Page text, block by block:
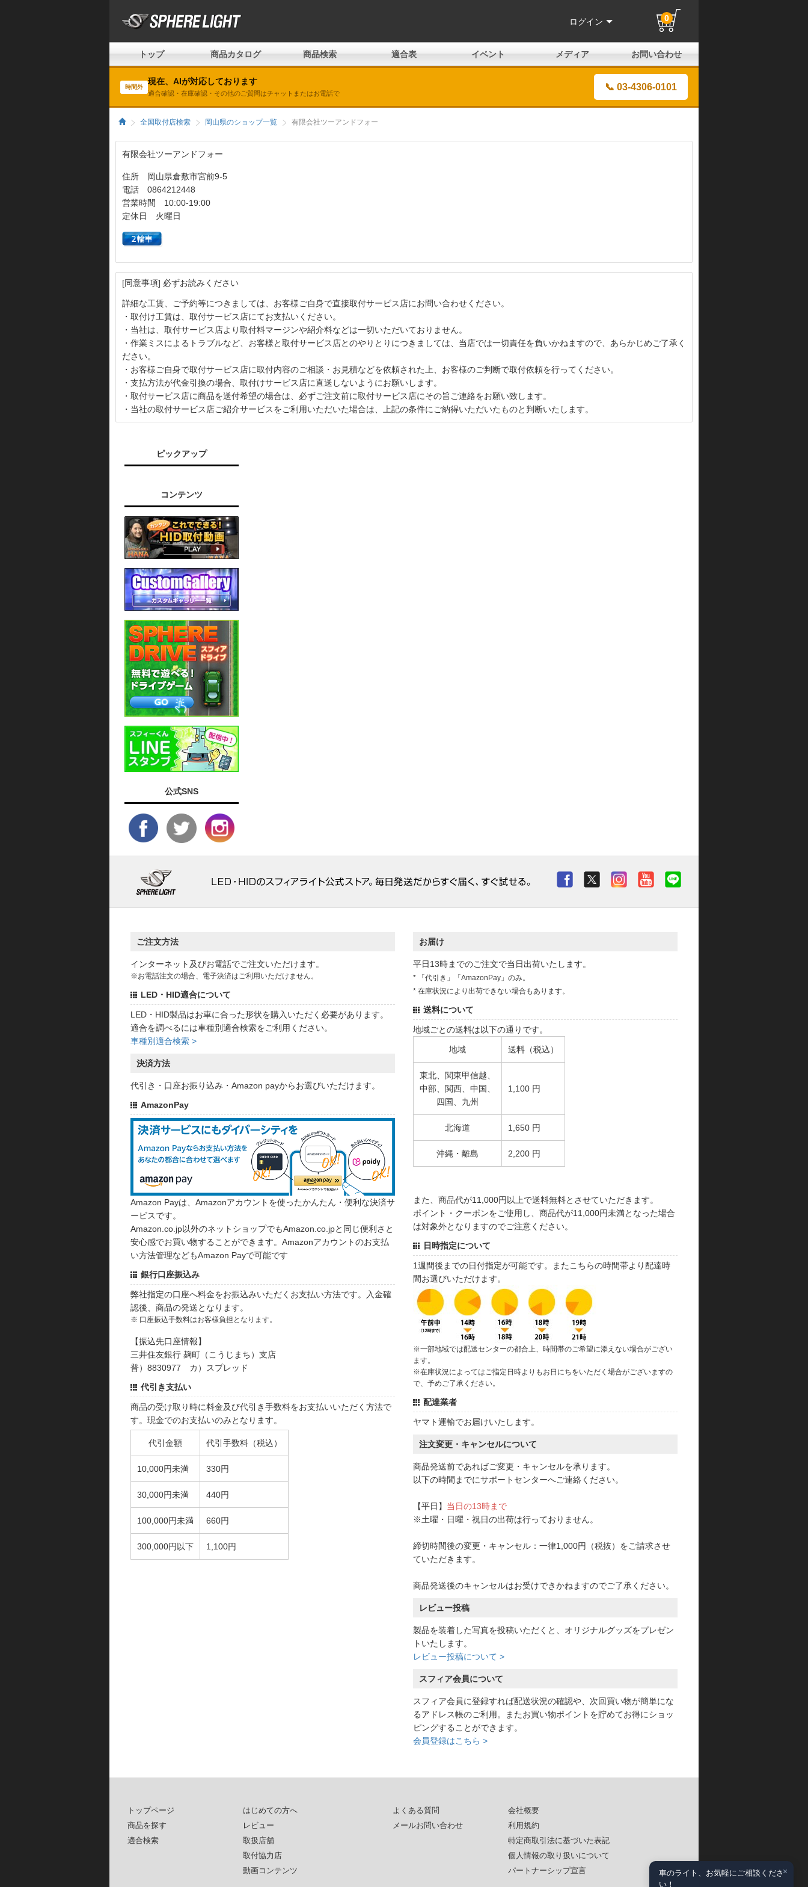
ログイン 0
トップ 商品カタログ 商品検索 適合表 イベント メディア お問い合わせ
時間外
現在、AIが対応しております
適合確認・在庫確認・その他のご質問はチャットまたはお電話で
📞 03-4306-0101
全国取付店検索 岡山県のショップ一覧 有限会社ツーアンドフォー
有限会社ツーアンドフォー
住所 岡山県倉敷市宮前9-5
電話 0864212448
営業時間 10:00-19:00
定休日 火曜日
[同意事項] 必ずお読みください
詳細な工賃、ご予約等につきましては、お客様ご自身で直接取付サービス店にお問い合わせください。
・取付け工賃は、取付サービス店にてお支払いください。
・当社は、取付サービス店より取付料マージンや紹介料などは一切いただいておりません。
・作業ミスによるトラブルなど、お客様と取付サービス店とのやりとりにつきましては、当店では一切責任を負いかねますので、あらかじめご了承く
ださい。
・お客様ご自身で取付サービス店に取付内容のご相談・お見積などを依頼された上、お客様のご判断で取付依頼を行ってください。
・支払方法が代金引換の場合、取付けサービス店に直送しないようにお願いします。
・取付サービス店に商品を送付希望の場合は、必ずご注文前に取付サービス店にその旨ご連絡をお願い致します。
・当社の取付サービス店ご紹介サービスをご利用いただいた場合は、上記の条件にご納得いただいたものと判断いたします。
ピックアップ
コンテンツ
公式SNS
ご注文方法
インターネット及びお電話でご注文いただけます。
※お電話注文の場合、電子決済はご利用いただけません。
LED・HID適合について
LED・HID製品はお車に合った形状を購入いただく必要があります。
適合を調べるには車種別適合検索をご利用ください。
車種別適合検索 >
決済方法
代引き・口座お振り込み・Amazon payからお選びいただけます。
AmazonPay
Amazon Payは、Amazonアカウントを使ったかんたん・便利な決済サ
ービスです。
Amazon.co.jp以外のネットショップでもAmazon.co.jpと同じ便利さと
安心感でお買い物することができます。Amazonアカウントのお支払
い方法管理などもAmazon Payで可能です
銀行口座振込み
弊社指定の口座へ料金をお振込みいただくお支払い方法です。入金確
認後、商品の発送となります。
※ 口座振込手数料はお客様負担となります。
【振込先口座情報】
三井住友銀行 麹町（こうじまち）支店
普）8830977 カ）スプレッド
代引き支払い
商品の受け取り時に料金及び代引き手数料をお支払いいただく方法で
す。現金でのお支払いのみとなります。
代引金額 代引手数料（税込）
10,000円未満 330円
30,000円未満 440円
100,000円未満 660円
300,000円以下 1,100円
お届け
平日13時までのご注文で当日出荷いたします。
* 「代引き」「AmazonPay」のみ。
* 在庫状況により出荷できない場合もあります。
送料について
地域ごとの送料は以下の通りです。
地域 送料（税込）
東北、関東甲信越、
中部、関西、中国、
四国、九州
1,100 円
北海道 1,650 円
沖縄・離島 2,200 円
また、商品代が11,000円以上で送料無料とさせていただきます。
ポイント・クーポンをご使用し、商品代が11,000円未満となった場合
は対象外となりますのでご注意ください。
日時指定について
1週間後までの日付指定が可能です。またこちらの時間帯より配達時
間お選びいただけます。
※一部地域では配送センターの都合上、時間帯のご希望に添えない場合がござい
ます。
※在庫状況によってはご指定日時よりもお日にちをいただく場合がございますの
で、予めご了承ください。
配達業者
ヤマト運輸でお届けいたします。
注文変更・キャンセルについて
商品発送前であればご変更・キャンセルを承ります。
以下の時間までにサポートセンターへご連絡ください。
【平日】 当日の13時まで
※土曜・日曜・祝日の出荷は行っておりません。
締切時間後の変更・キャンセル：一律1,000円（税抜）をご請求させ
ていただきます。
商品発送後のキャンセルはお受けできかねますのでご了承ください。
レビュー投稿
製品を装着した写真を投稿いただくと、オリジナルグッズをプレゼン
トいたします。
レビュー投稿について >
スフィア会員について
スフィア会員に登録すれば配送状況の確認や、次回買い物が簡単にな
るアドレス帳のご利用。またお買い物ポイントを貯めてお得にショッ
ピングすることができます。
会員登録はこちら >
トップページ
商品を探す
適合検索
はじめての方へ
レビュー
取扱店舗
取付協力店
動画コンテンツ
よくある質問
メールお問い合わせ
会社概要
利用規約
特定商取引法に基づいた表記
個人情報の取り扱いについて
パートナーシップ宣言
×
車のライト、お気軽にご相談くださ
い！